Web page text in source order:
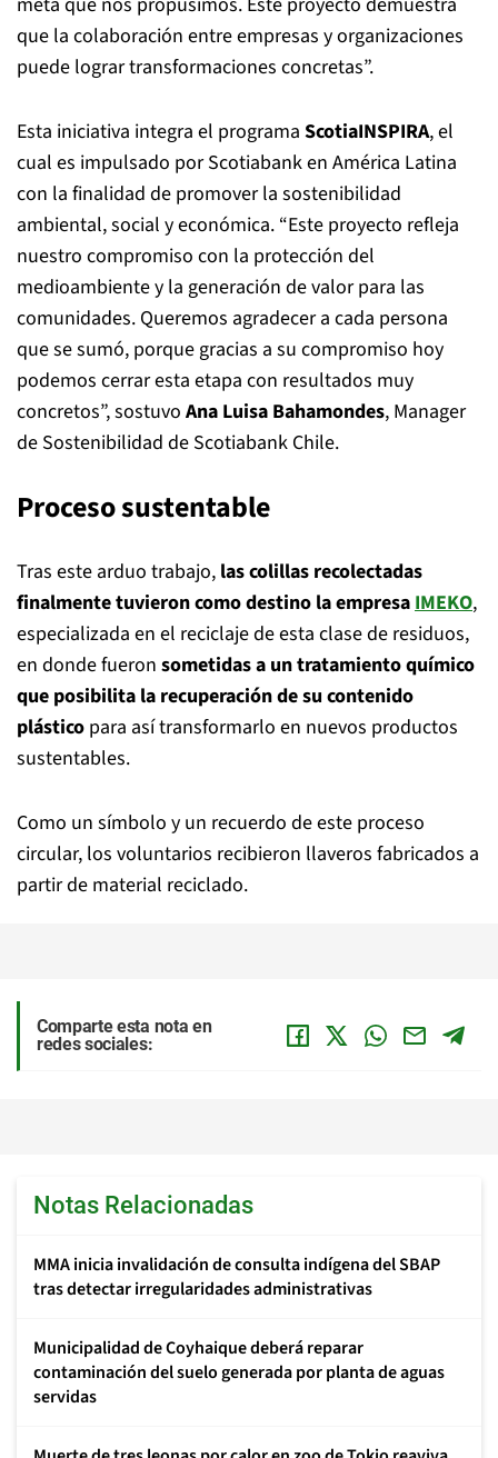
que la colaboración entre empresas y organizaciones
puede lograr transformaciones concretas”.
Esta iniciativa integra el programa ScotiaINSPIRA, el
cual es impulsado por Scotiabank en América Latina
con la finalidad de promover la sostenibilidad
ambiental, social y económica. “Este proyecto refleja
nuestro compromiso con la protección del
medioambiente y la generación de valor para las
comunidades. Queremos agradecer a cada persona
que se sumó, porque gracias a su compromiso hoy
podemos cerrar esta etapa con resultados muy
concretos”, sostuvo Ana Luisa Bahamondes, Manager
de Sostenibilidad de Scotiabank Chile.
Proceso sustentable
Tras este arduo trabajo, las colillas recolectadas
finalmente tuvieron como destino la empresaIMEKO,
especializada en el reciclaje de esta clase de residuos,
en donde fueron sometidas a un tratamiento químico
que posibilita la recuperación de su contenido
plástico para así transformarlo en nuevos productos
sustentables.
Como un símbolo y un recuerdo de este proceso
circular, los voluntarios recibieron llaveros fabricados a
partir de material reciclado.
Comparte esta nota en
redes sociales:
Notas Relacionadas
MMA inicia invalidación de consulta indígena del SBAP
tras detectar irregularidades administrativas
Municipalidad de Coyhaique deberá reparar
contaminación del suelo generada por planta de aguas
servidas